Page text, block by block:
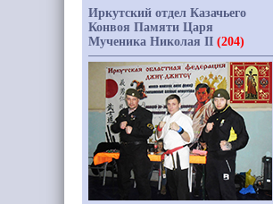
Иркутский отдел Казачьего
Конвоя Памяти Царя
Мученика Николая II (204)